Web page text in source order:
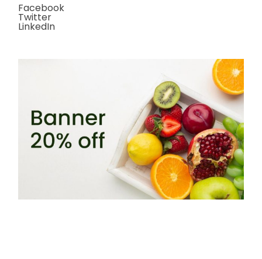
Facebook
Twitter
LinkedIn